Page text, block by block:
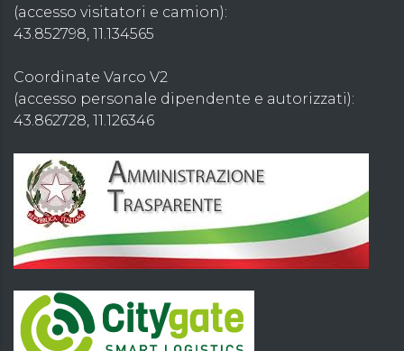
(accesso visitatori e camion):
43.852798, 11.134565
Coordinate Varco V2
(accesso personale dipendente e autorizzati):
43.862728, 11.126346